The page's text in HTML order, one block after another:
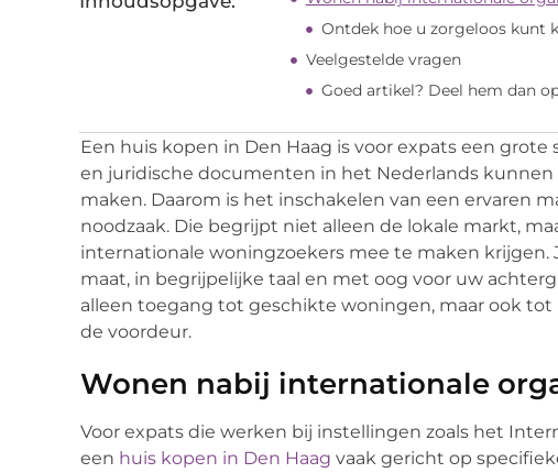
Ontdek hoe u zorgeloos kunt
Veelgestelde vragen
Goed artikel? Deel hem dan
Een huis kopen in Den Haag is voor expats een
en juridische documenten in het Nederlands
maken. Daarom is het inschakelen van een ervaren
noodzaak. Die begrijpt niet alleen de lokale markt,
internationale woningzoekers mee te maken krijgen.
maat, in begrijpelijke taal en met oog voor uw
alleen toegang tot geschikte woningen, maar ook
de voordeur.
Wonen nabij internationale
Voor expats die werken bij instellingen zoals het
een huis kopen in Den Haag vaak gericht op